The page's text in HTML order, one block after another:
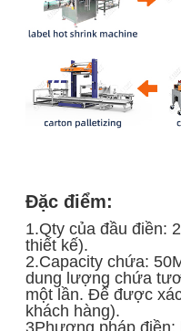
Đặc điểm:
1.Qty của đầu điền:
thiết kế).
2.Capacity chứa:
dung lượng chứa
một lần. Để được
khách hàng).
3Phương pháp